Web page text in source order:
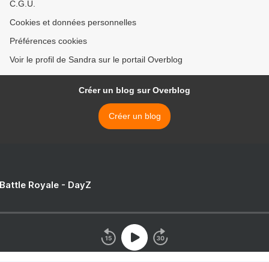
C.G.U.
Cookies et données personnelles
Préférences cookies
Voir le profil de Sandra sur le portail Overblog
Créer un blog sur Overblog
Créer un blog
Royale - DayZ